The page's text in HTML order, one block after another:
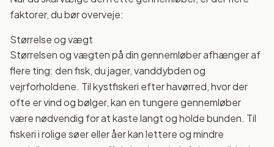
faktorer, du bør overveje:
Størrelse og vægt
Størrelsen og vægten på din gennemløber afhænger af
flere ting: den fisk, du jager, vanddybden og
vejrforholdene. Til kystfiskeri efter havørred, hvor der
ofte er vind og bølger, kan en tungere gennemløber
være nødvendig for at kaste langt og holde bunden. Til
fiskeri i rolige søer eller åer kan lettere og mindre